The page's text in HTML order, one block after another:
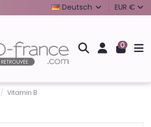
Deutsch EUR €
0
Vitamin B